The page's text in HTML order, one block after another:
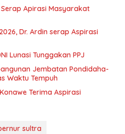
Serap Apirasi Masyarakat
Dr. Ardin serap Aspirasi
Lunasi Tunggakan PPJ
Jembatan Pondidaha-
Waktu Tempuh
Terima Aspirasi
sultra